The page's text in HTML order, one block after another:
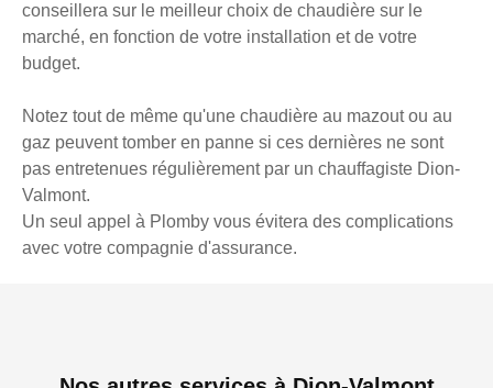
conseillera sur le meilleur choix de chaudière sur le
marché, en fonction de votre installation et de votre
budget.
Notez tout de même qu'une chaudière au mazout ou au
gaz peuvent tomber en panne si ces dernières ne sont
pas entretenues régulièrement par un chauffagiste Dion-
Valmont.
Un seul appel à Plomby vous évitera des complications
avec votre compagnie d'assurance.